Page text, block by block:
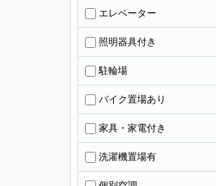
エレベーター
照明器具付き
駐輪場
バイク置場あり
家具・家電付き
洗濯機置場有